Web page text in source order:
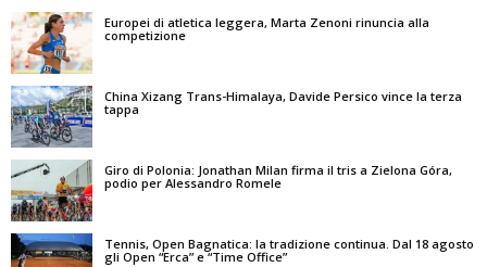
Europei di atletica leggera, Marta Zenoni rinuncia alla
competizione
China Xizang Trans-Himalaya, Davide Persico vince la terza
tappa
Giro di Polonia: Jonathan Milan firma il tris a Zielona Góra,
podio per Alessandro Romele
Tennis, Open Bagnatica: la tradizione continua. Dal 18 agosto
gli Open “Erca” e “Time Office”